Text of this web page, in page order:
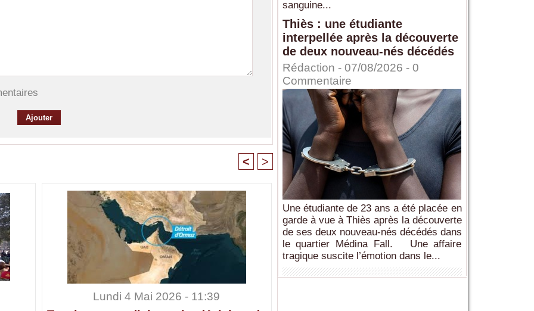
< >
Lundi 4 Mai 2026 - 11:39
sanguine...
Thiès : une étudiante
interpellée après la découverte
de deux nouveau-nés décédés
Rédaction - 07/08/2026 - 0
Commentaire
Une étudiante de 23 ans a été placée en
garde à vue à Thiès après la découverte
de ses deux nouveau-nés décédés dans
le quartier Médina Fall. Une affaire
tragique suscite l’émotion dans le...